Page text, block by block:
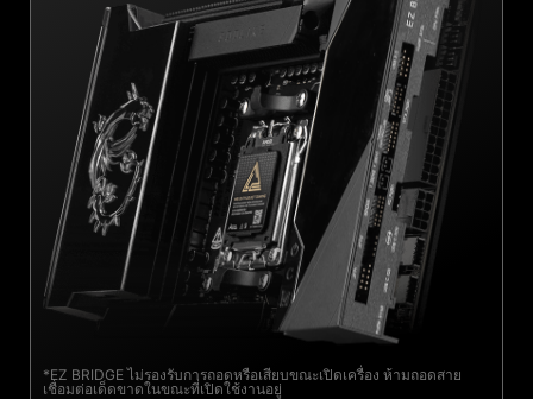
*EZ BRIDGE ไม่รองรับการถอดหรือเสียบขณะเปิดเครื่อง ห้ามถอดสาย
เชื่อมต่อเด็ดขาดในขณะที่เปิดใช้งานอยู่